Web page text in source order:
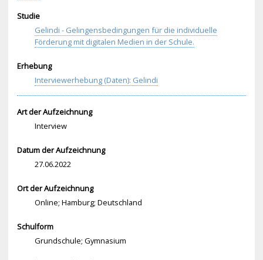
Studie
Gelindi - Gelingensbedingungen für die individuelle
Förderung mit digitalen Medien in der Schule.
Erhebung
Interviewerhebung (Daten): Gelindi
Art der Aufzeichnung
Interview
Datum der Aufzeichnung
27.06.2022
Ort der Aufzeichnung
Online; Hamburg; Deutschland
Schulform
Grundschule; Gymnasium